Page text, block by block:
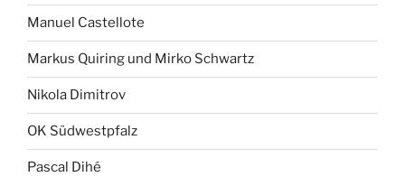
Manuel Castellote
Markus Quiring und Mirko Schwartz
Nikola Dimitrov
OK Südwestpfalz
Pascal Dihé